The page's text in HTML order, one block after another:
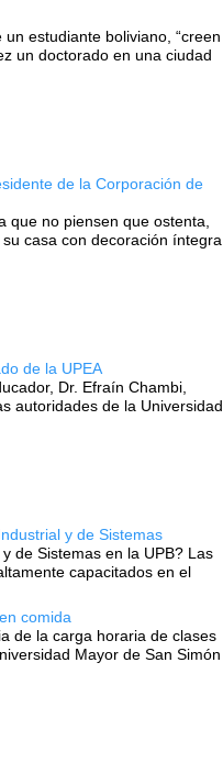
estudiante boliviano, “creen
un doctorado en una ciudad
de la Corporación de
que no piensen que ostenta,
casa con decoración íntegra
de la UPEA
Dr. Efraín Chambi,
autoridades de la Universidad
y de Sistemas
de Sistemas en la UPB? Las
capacitados en el
comida
de la carga horaria de clases
Mayor de San Simón